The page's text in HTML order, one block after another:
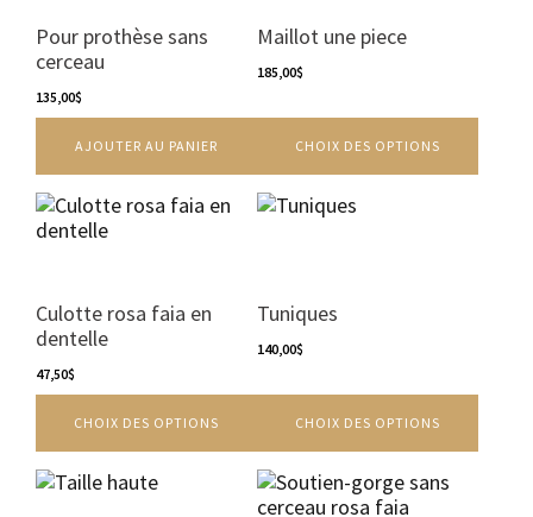
Pour prothèse sans
cerceau
135,00$
AJOUTER AU PANIER
Maillot une piece
185,00$
CHOIX DES OPTIONS
variations.
Les
options
être
choisies
sur
la
Culotte rosa faia en
dentelle
47,50$
CHOIX DES OPTIONS
Ce
produit
variations.
Les
options
peuvent
être
choisies
sur
la
Tuniques
140,00$
CHOIX DES OPTIONS
Ce
variations.
Les
options
être
choisies
sur
la
page
Ce
Ce
produit